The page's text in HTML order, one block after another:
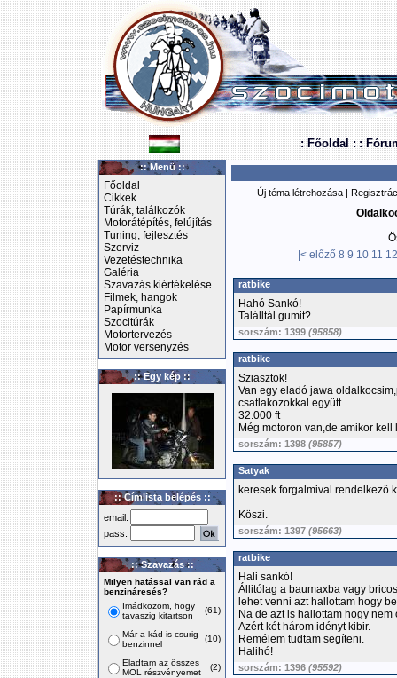
: Főoldal : :
:: Menü ::
Főoldal
Cikkek
Túrák, találkozók
Motorátépítés, felújítás
Tuning, fejlesztés
Szerviz
Vezetéstechnika
Galéria
Szavazás kiértékelése
Filmek, hangok
Papírmunka
Szocitúrák
Motortervezés
Motor versenyzés
:: Egy kép ::
:: Címlista belépés ::
email:
pass:
:: Szavazás ::
Milyen hatással van rád a
benzináresés?
Imádkozom, hogy
tavaszig kitartson
(61)
Már a kád is csurig
benzinnel
(10)
Eladtam az összes
MOL részvényemet
(2)
Új téma létrehozása |
|< előző 8 9 10 11 12
ratbike
Hahó Sankó!
Találltál gumit?
sorszám: 1399 (95858)
ratbike
Sziasztok!
Van egy eladó jawa
csatlakozokkal együtt.
32.000 ft
Még motoron van,de amikor kell
sorszám: 1398 (95857)
Satyak
keresek forgalmival rendelkező
Köszi.
sorszám: 1397 (95663)
ratbike
Hali sankó!
Állitólag a baumaxba vagy
lehet venni azt hallottam hogy
Na de azt is hallottam hogy nem
Azért két három idényt kibir.
Remélem tudtam segíteni.
Halihó!
sorszám: 1396 (95592)